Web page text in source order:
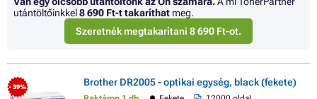
utántöltőinkkel8 690 Ft-t takaríthat meg.
Szeretnék megtakarítani 8 690 Ft-ot.
- 39% Brother DR2005 - optikai egység, black (fekete)